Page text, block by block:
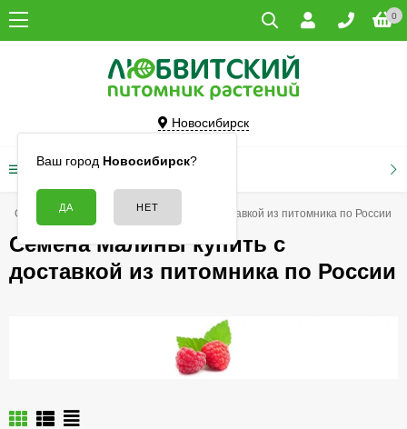
0
Новосибирск
Ваш город Новосибирск?
КАТАЛОГ ТОВАРОВ
Семена Семена Малины купить с доставкой из питомника по России
Семена Малины купить с
доставкой из питомника по России